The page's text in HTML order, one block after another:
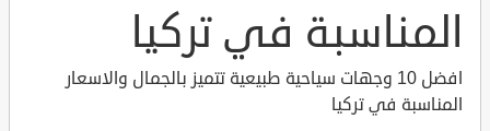
المناسبة في تركيا
افضل 10 وجهات سياحية طبيعية تتميز بالجمال والاسعار
المناسبة في تركيا